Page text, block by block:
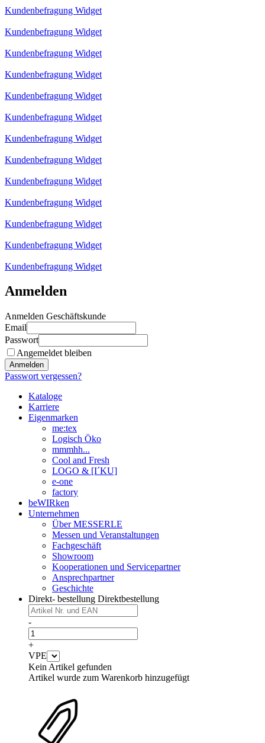
Kundenbefragung Widget
Kundenbefragung Widget
Kundenbefragung Widget
Kundenbefragung Widget
Kundenbefragung Widget
Kundenbefragung Widget
Kundenbefragung Widget
Kundenbefragung Widget
Kundenbefragung Widget
Kundenbefragung Widget
Kundenbefragung Widget
Kundenbefragung Widget
Kundenbefragung Widget
Anmelden
Anmelden Geschäftskunde
Email
Passwort
Angemeldet bleiben
Anmelden
Passwort vergessen?
Kataloge
Karriere
Eigenmarken
me:tex
Logisch Öko
mmmhh...
Cool and Fresh
LOGO & [I´KU]
e-one
factory
beWIRken
Unternehmen
Über MESSERLE
Messen und Veranstaltungen
Fachgeschäft
Showroom
Kooperationen und Servicepartner
Ansprechpartner
Geschichte
Direkt- bestellung Direktbestellung
-
+
VPE
Kein Artikel gefunden
Artikel wurde zum Warenkorb hinzugefügt